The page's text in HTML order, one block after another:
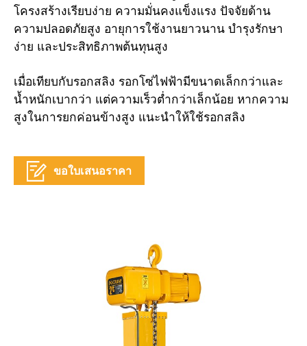
โครงสร้างเรียบง่าย ความมั่นคงแข็งแรง ปัจจัยด้าน
ความปลอดภัยสูง อายุการใช้งานยาวนาน บำรุงรักษา
ง่าย และประสิทธิภาพต้นทุนสูง
เมื่อเทียบกับรอกสลิง รอกโซ่ไฟฟ้ามีขนาดเล็กกว่าและ
น้ำหนักเบากว่า แต่ความเร็วต่ำกว่าเล็กน้อย หากความ
สูงในการยกค่อนข้างสูง แนะนำให้ใช้รอกสลิง
ขอใบเสนอราคา